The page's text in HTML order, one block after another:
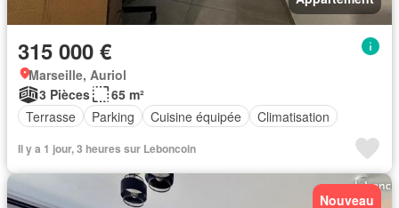
315 000 €
Marseille, Auriol
3 Pièces
65 m²
Terrasse
Parking Cuisine équipée Climatisation
Il y a 1 jour, 3 heures sur Leboncoin
Nouveau